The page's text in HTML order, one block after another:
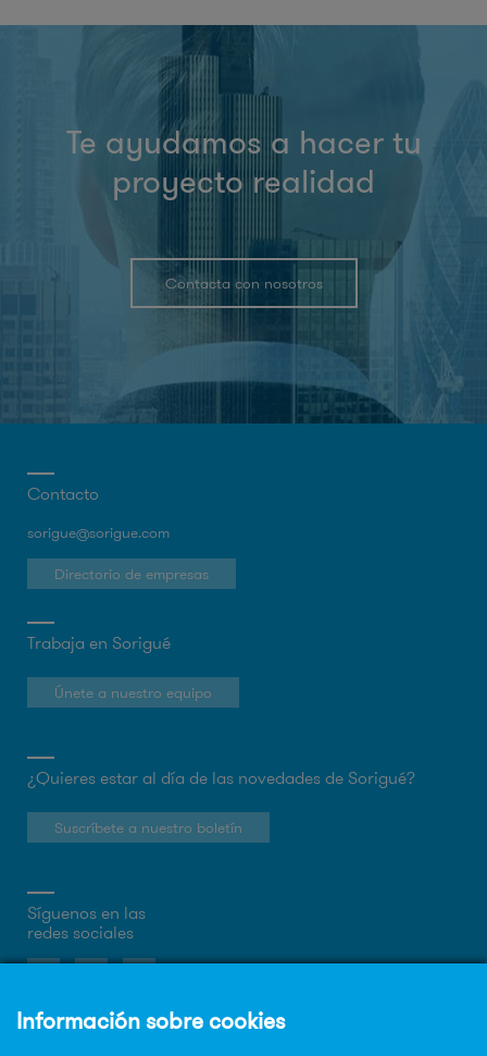
Te ayudamos a hacer tu
proyecto realidad
Contacta con nosotros
Contacto
sorigue@sorigue.com
Directorio de empresas
Trabaja en Sorigué
Únete a nuestro equipo
¿Quieres estar al día de las novedades de Sorigué?
Suscríbete a nuestro boletín
Síguenos en las
redes sociales